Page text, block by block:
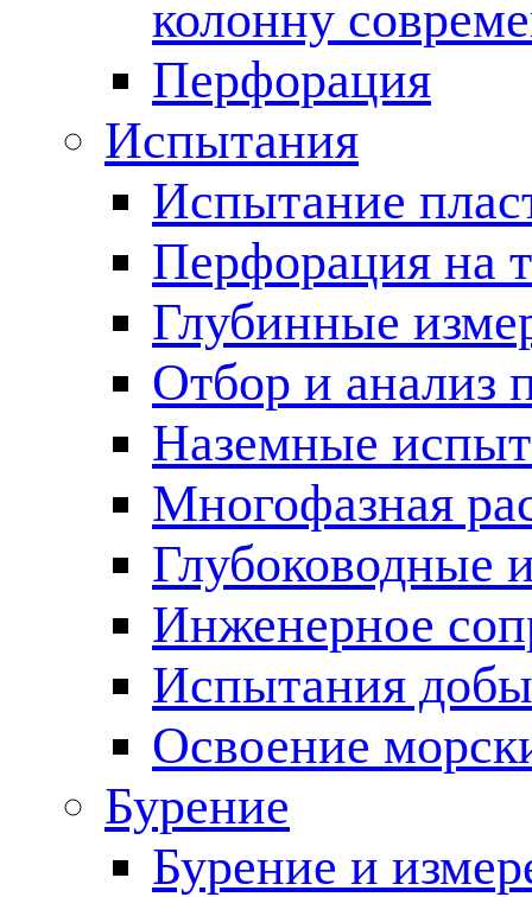
колонну
Перфорация
Испытания
Испытание
Перфорация на
Глубинные
Отбор и анализ
Наземные
Многофазная
Глубоководные
Инженерное
Испытания
Освоение
Бурение
Бурение и